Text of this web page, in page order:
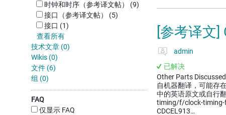
时钟和时序（参考译文帖） (9)
接口（参考译文帖） (5)
接口 (1)
查看所有
技术文章 (0)
Wikis (0)
文件 (6)
组 (0)
FAQ
仅显示 FAQ
[参考译文]
admin
已解决
Other Parts
自机器翻译，可能存
中的英语原文或自行
timing/f/clock-
CDCEL913…